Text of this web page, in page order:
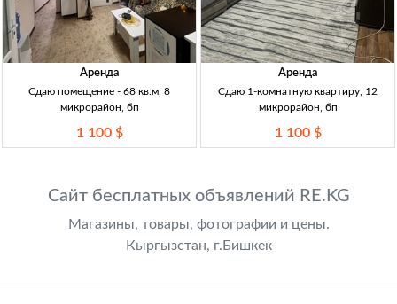
Аренда
Сдаю помещение - 68 кв.м, 8
микрорайон, бп
1 100 $
Аренда
Сдаю 1-комнатную квартиру, 12
микрорайон, бп
1 100 $
Сайт бесплатных объявлений RE.KG
Магазины, товары, фотографии и цены.
Кыргызстан, г.Бишкек